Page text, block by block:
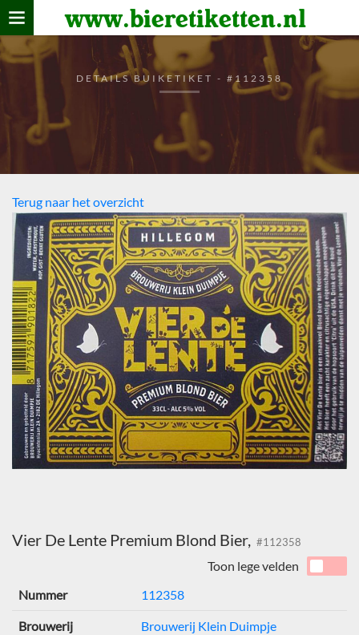
www.bieretiketten.nl
Home
verzamelen
De bierkaart
Bezoekers
DETAILS BUIKETIKET - #112358
Terug naar het overzicht
Vier De Lente Premium Blond Bier, #112358
Toon lege velden
Nummer
112358
Brouwerij Brouwerij Klein Duimpje